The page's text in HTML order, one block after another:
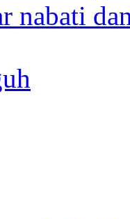
nabati